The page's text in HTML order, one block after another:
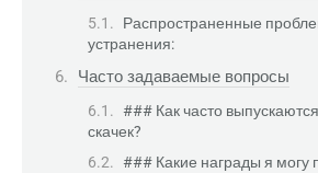
Распространенные
устранения:
Часто задаваемые вопросы
### Как часто
скачек?
### Какие награды я могу